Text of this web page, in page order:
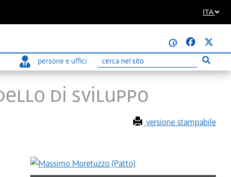
ITA
@
persone e uffici
Ricerca Esegui
di sviluppo
versione stampabile